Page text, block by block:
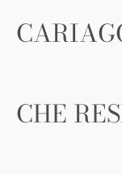
CHE